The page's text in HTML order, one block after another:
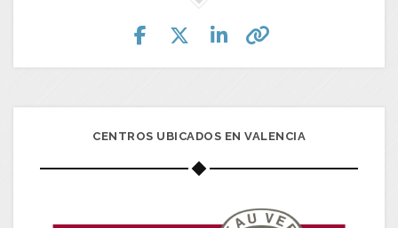
CENTROS UBICADOS EN VALENCIA